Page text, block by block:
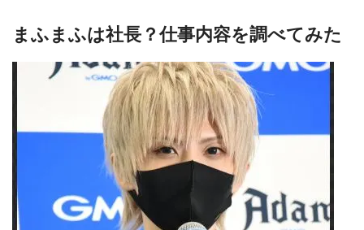
まふまふは社長？仕事内容を調べてみた